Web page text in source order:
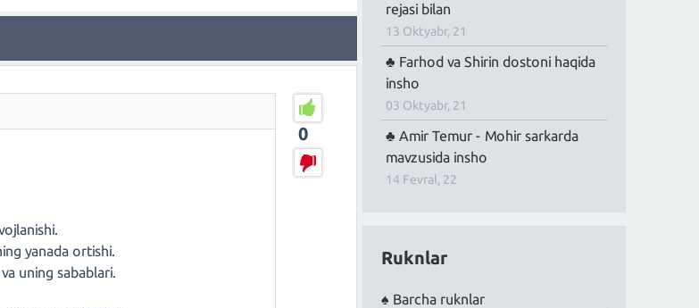
0
yanada ortishi.
uning sabablari.
rejasi bilan
13 Oktyabr, 21
Farhod va Shirin dostoni haqida
insho
03 Oktyabr, 21
Amir Temur - Mohir sarkarda
mavzusida insho
14 Fevral, 22
Ruknlar
Barcha ruknlar